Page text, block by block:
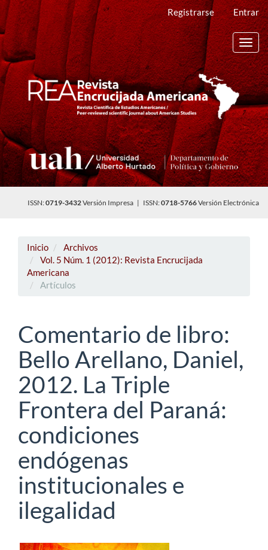
Navegación
principal
Contenido
principal
Barra
lateral
Registrarse Entrar
ISSN:0719-3432Versión Impresa | ISSN:0718-5766Versión Electrónica
Inicio
Archivos
Vol. 5 Núm. 1 (2012): Revista Encrucijada
Americana
Artículos
Comentario de libro:
Bello Arellano, Daniel,
2012. La Triple
Frontera del Paraná:
condiciones
endógenas
institucionales e
ilegalidad